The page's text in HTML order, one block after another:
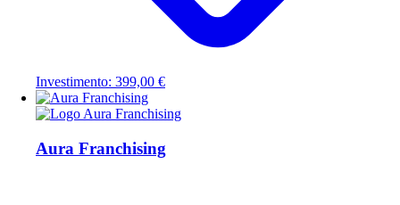
Investimento: 399,00 €
Aura Franchising